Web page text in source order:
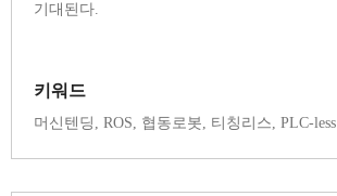
기대된다.
키워드
머신텐딩, ROS, 협동로봇, 티칭리스, PLC-less